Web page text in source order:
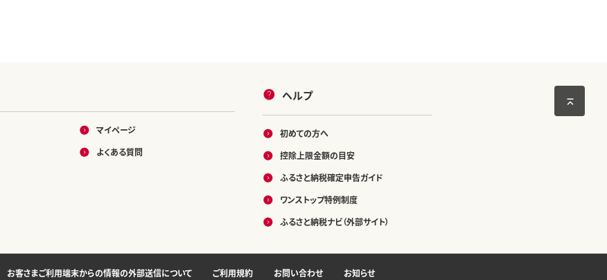
マイページ
よくある質問
ヘルプ
初めての方へ
控除上限金額の目安
ふるさと納税確定申告ガイド
ワンストップ特例制度
ふるさと納税ナビ（外部サイト）
お客さまご利用端末からの情報の外部送信について ご利用規約 お問い合わせ お知らせ